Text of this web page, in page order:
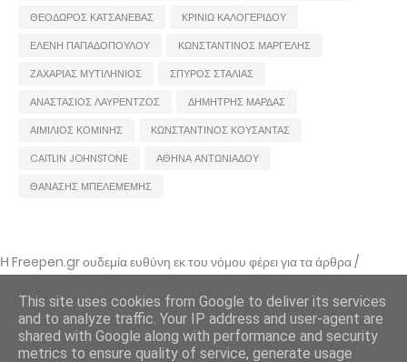
ΘΕΟΔΩΡΟΣ ΚΑΤΣΑΝΕΒΑΣ
ΚΡΙΝΙΩ ΚΑΛΟΓΕΡΙΔΟΥ
ΕΛΕΝΗ ΠΑΠΑΔΟΠΟΥΛΟΥ
ΚΩΝΣΤΑΝΤΙΝΟΣ ΜΑΡΓΕΛΗΣ
ΖΑΧΑΡΙΑΣ ΜΥΤΙΛΗΝΙΟΣ
ΣΠΥΡΟΣ ΣΤΑΛΙΑΣ
ΑΝΑΣΤΑΣΙΟΣ ΛΑΥΡΕΝΤΖΟΣ
ΔΗΜΗΤΡΗΣ ΜΑΡΔΑΣ
ΑΙΜΙΛΙΟΣ ΚΟΜΙΝΗΣ
ΚΩΝΣΤΑΝΤΙΝΟΣ ΚΟΥΣΑΝΤΑΣ
CAITLIN JOHNSTONE
ΑΘΗΝΑ ΑΝΤΩΝΙΑΔΟΥ
ΘΑΝΑΣΗΣ ΜΠΕΛΕΜΕΜΗΣ
Η Freepen.gr ουδεμία ευθύνη εκ του νόμου φέρει για τα άρθρα /
αναρτήσεις που δημοσιεύονται και απηχούν τις απόψεις των συντακτών
τους και δε σημαίνει πως τα υιοθετεί. Σε περίπτωση που θεωρείτε πως
θίγεστε από κάποιο εξ αυτών ή ότι υπάρχει κάποιο σφάλμα,
επικοινωνήστε μέσω e-mail
This site uses cookies from Google to deliver its services
and to analyze traffic. Your IP address and user-agent are
shared with Google along with performance and security
metrics to ensure quality of service, generate usage